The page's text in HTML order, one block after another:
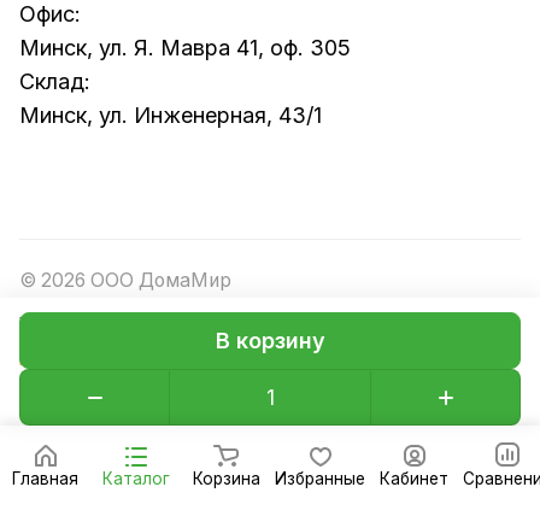
В корзину
Главная Каталог Корзина Избранные Кабинет
Офис:
Минск, ул. Я. Мавра 41, оф. 305
Склад:
Минск, ул. Инженерная, 43/1
© 2026 ООО ДомаМир
Оферта